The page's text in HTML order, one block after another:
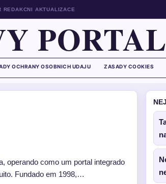
REDAKCNI AKTUALIZACE
PORTAL
OCHRANY OSOBNICH UDAJU ZASADY COOKIES
operando como um portal integrado
Fundado em 1998,…